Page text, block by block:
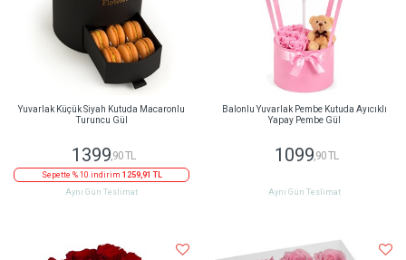
Yuvarlak Küçük Siyah Kutuda Macaronlu
Turuncu Gül
1399,90 TL
Sepette % 10 indirim 1259,91 TL
Aynı Gün Teslimat
Balonlu Yuvarlak Pembe Kutuda Ayıcıklı
Yapay Pembe Gül
1099,90 TL
Aynı Gün Teslimat